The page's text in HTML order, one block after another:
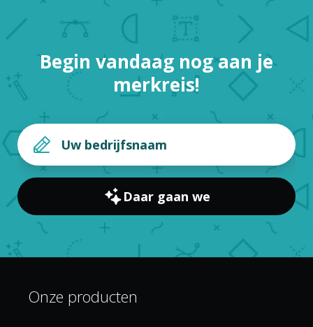
Begin vandaag nog aan je
merkreis!
Daar gaan we
Onze producten